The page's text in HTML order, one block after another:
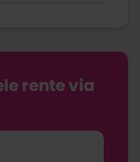
rente via